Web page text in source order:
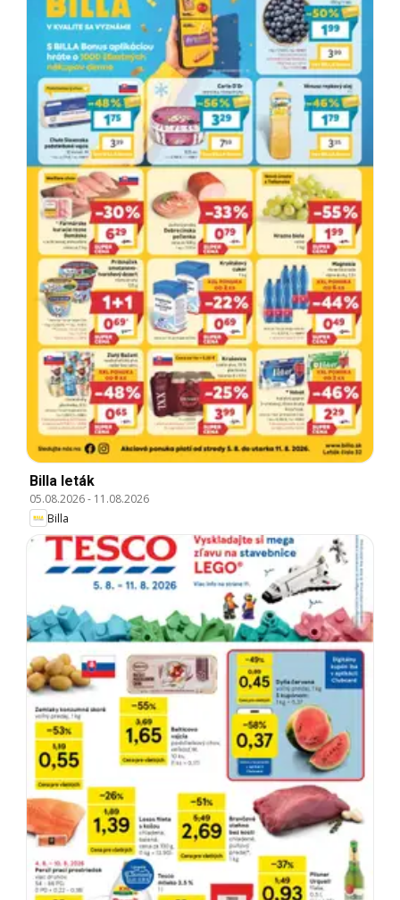
Billa leták
05.08.2026- 11.08.2026
Billa